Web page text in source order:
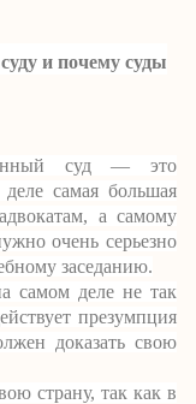
и почему суды
суд — это
самая большая
а самому
очень серьезно
заседанию.
самом деле не так
презумпция
доказать свою
страну, так как в